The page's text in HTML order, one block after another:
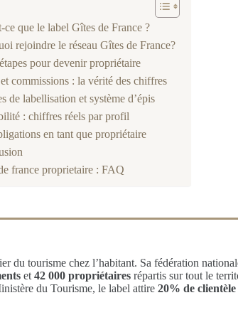
ce que le label Gîtes de France ?
rejoindre le réseau Gîtes de France?
pour devenir propriétaire
commissions : la vérité des chiffres
de labellisation et système d’épis
: chiffres réels par profil
en tant que propriétaire
france proprietaire : FAQ
du tourisme chez l’habitant. Sa fédération
et42 000 propriétaires répartis sur tout le
du Tourisme, le label attire 20% de